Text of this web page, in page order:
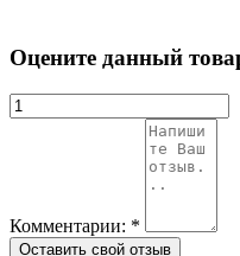
Оцените данный
Комментарии: *